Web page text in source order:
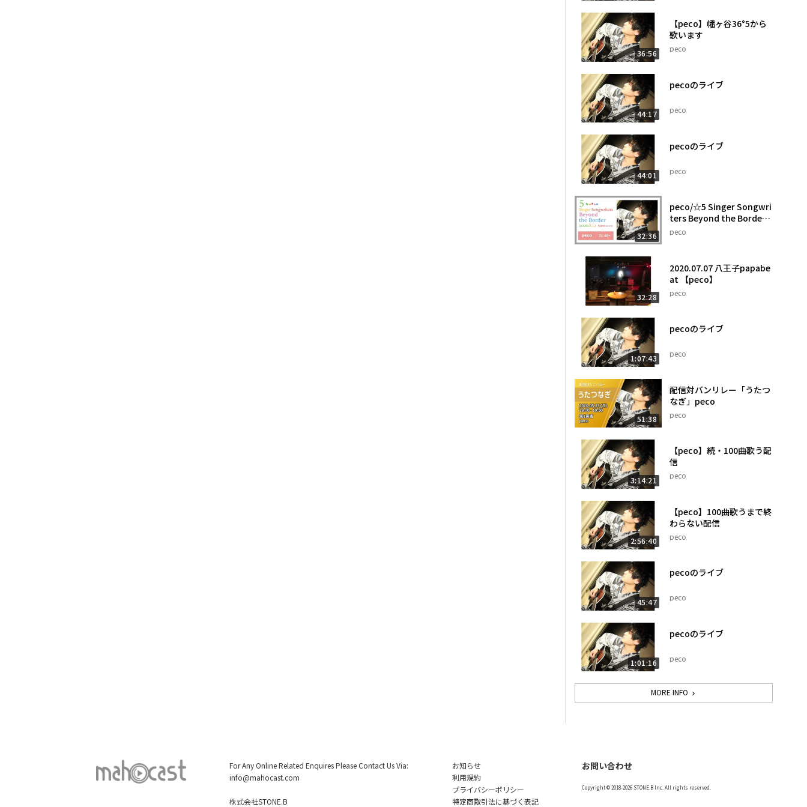
36:56
【peco】幡ヶ谷36°5から
歌います
peco
44:17
pecoのライブ
peco
44:01
pecoのライブ
peco
32:36
peco/☆5 Singer Songwri
ters Beyond the Border
☆
peco
32:28
2020.07.07 八王子papabe
at 【peco】
peco
1:07:43
pecoのライブ
peco
51:38
配信対バンリレー「うたつ
なぎ」peco
peco
3:14:21
【peco】続・100曲歌う配
信
peco
2:56:40
【peco】100曲歌うまで終
わらない配信
peco
45:47
pecoのライブ
peco
1:01:16
pecoのライブ
peco
MORE INFO
For Any Online Related Enquires Please Contact Us Via:
info@mahocast.com
株式会社STONE.B
お知らせ
利用規約
プライバシーポリシー
特定商取引法に基づく表記
お問い合わせ
Copyright © 2018-2026 STONE.B Inc. All rights reserved.